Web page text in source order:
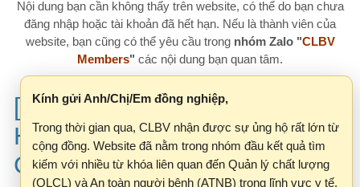
đăng nhập hoặc tài khoản đã hết hạn. Nếu là thành viên của
website, bạn cũng có thể yêu cầu trongnhóm Zalo "CLBV
Members" các nội dung bạn quan tâm.
Kính gửi Anh/Chị/Em đồng nghiệp,
Trong thời gian qua, CLBV nhận được sự ủng hộ rất lớn từ
kiếm với nhiều từ khóa liên quan đến Quản lý chất lượng
(QLCL) và An toàn người bệnh (ATNB) trong lĩnh vực y tế.
Tuy nhiên, khi lượng truy cập ngày càng tăng, Công ty
[CHIA SẺ KINH NGHIỆM]
Hướng dẫn nhập Mục IX.
Chất lượng I, II
Lê Thị Hải Yến T6, 01/11/2024 - 15:49